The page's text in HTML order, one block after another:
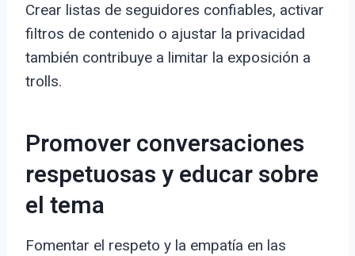
Crear listas de seguidores confiables, activar
filtros de contenido o ajustar la privacidad
también contribuye a limitar la exposición a
trolls.
Promover conversaciones
respetuosas y educar sobre
el tema
Fomentar el respeto y la empatía en las